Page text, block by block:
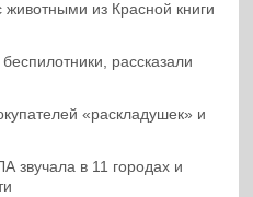
из Красной книги
рассказали
«раскладушек» и
звучала в 11 городах и